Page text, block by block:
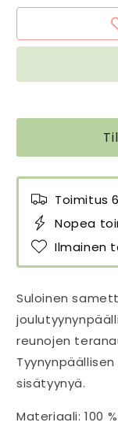
30
50
x
Toimitus
Nopea
Ilmainen
Suloinen
reunojen
sisätyynyä.
Materiaali: 100